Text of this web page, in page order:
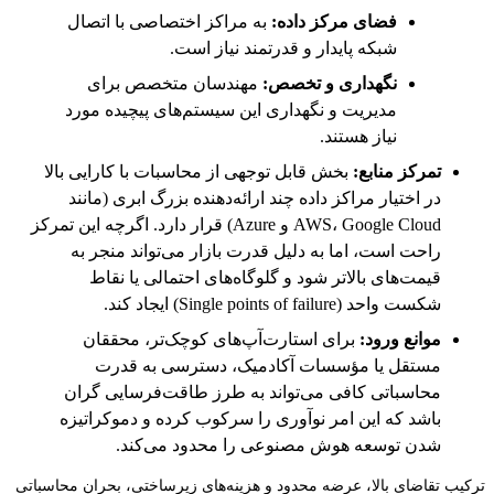
فضای مرکز داده: به مراکز اختصاصی با اتصال
شبکه پایدار و قدرتمند نیاز است.
نگهداری و تخصص: مهندسان متخصص برای
مدیریت و نگهداری این سیستم‌های پیچیده مورد
نیاز هستند.
تمرکز منابع: بخش قابل توجهی از محاسبات با کارایی بالا
در اختیار مراکز داده چند ارائه‌دهنده بزرگ ابری (مانند
AWS، Google Cloud و Azure) قرار دارد. اگرچه این تمرکز
راحت است، اما به دلیل قدرت بازار می‌تواند منجر به
قیمت‌های بالاتر شود و گلوگاه‌های احتمالی یا نقاط
شکست واحد (Single points of failure) ایجاد کند.
موانع ورود: برای استارت‌آپ‌های کوچک‌تر، محققان
مستقل یا مؤسسات آکادمیک، دسترسی به قدرت
محاسباتی کافی می‌تواند به طرز طاقت‌فرسایی گران
باشد که این امر نوآوری را سرکوب کرده و دموکراتیزه
شدن توسعه هوش مصنوعی را محدود می‌کند.
ترکیب تقاضای بالا، عرضه محدود و هزینه‌های زیرساختی، بحران محاسباتی